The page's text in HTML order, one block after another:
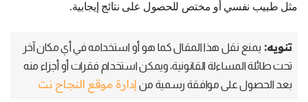
مثل طبيب نفسي أو مختص للحصول على نتائج إيجابية.
تنويه: يمنع نقل هذا المقال كما هو أو استخدامه في أي مكان آخر
تحت طائلة المساءلة القانونية، ويمكن استخدام فقرات أو أجزاء منه
بعد الحصول على موافقة رسمية من إدارة موقع النجاح نت